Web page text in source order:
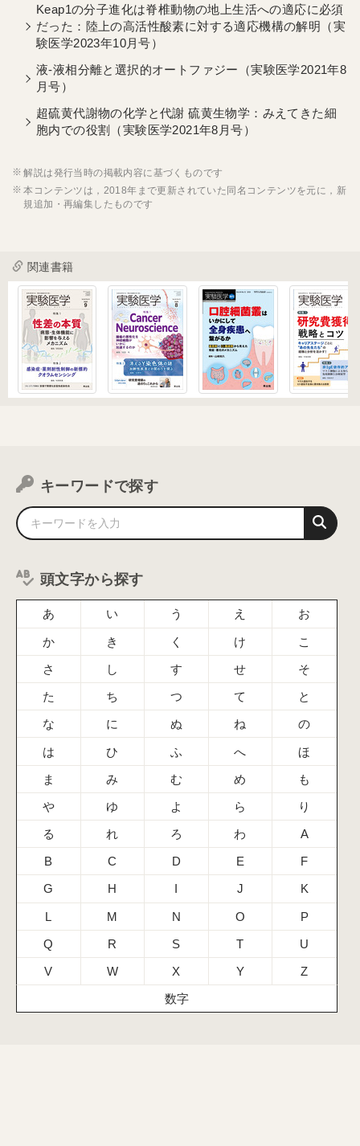
Keap1の分子進化は脊椎動物の地上生活への適応に必須
だった：陸上の高活性酸素に対する適応機構の解明（実
験医学2023年10月号）
液-液相分離と選択的オートファジー（実験医学2021年8
月号）
超硫黄代謝物の化学と代謝 硫黄生物学：みえてきた細
胞内での役割（実験医学2021年8月号）
解説は発行当時の掲載内容に基づくものです
本コンテンツは，2018年まで更新されていた同名コンテンツを元に，新
規追加・再編集したものです
関連書籍
キーワードで探す
頭文字から探す
あ い う え お
か き く け こ
さ し す せ そ
た ち つ て と
な に ぬ ね の
は ひ ふ へ ほ
ま み む め も
や ゆ よ ら り
る れ ろ わ A
B C D E F
G H J K
L M N O P
Q R S T U
V W X Y Z
数字